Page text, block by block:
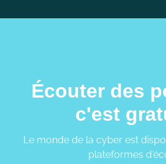
Écouter des
c'est
Le monde de la cyber est
plateformes